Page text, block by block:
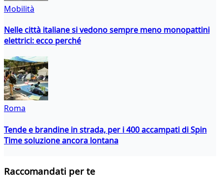
Mobilità
Nelle città italiane si vedono sempre meno monopattini
elettrici: ecco perché
Roma
Tende e brandine in strada, per i 400 accampati di Spin
Time soluzione ancora lontana
Raccomandati per te